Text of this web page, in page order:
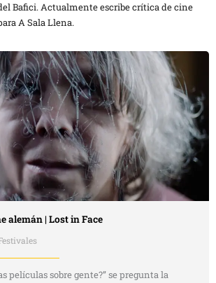
Bafici. Actualmente escribe crítica de cine
A Sala Llena.
alemán | Lost in Face
películas sobre gente?” se pregunta la